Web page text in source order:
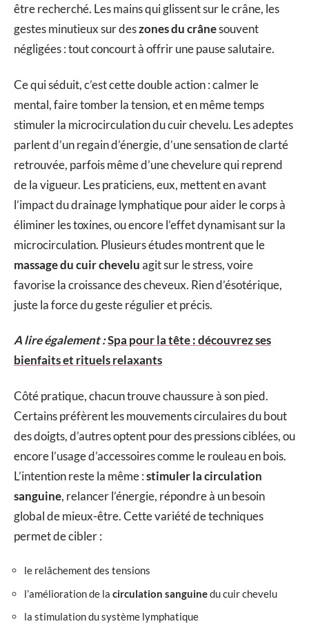
être recherché. Les mains qui glissent sur le crâne, les
gestes minutieux sur deszones du crânesouvent
négligées : tout concourt à offrir une pause salutaire.
Ce qui séduit, c’est cette double action : calmer le
mental, faire tomber la tension, et en même temps
stimuler la microcirculation du cuir chevelu. Les adeptes
parlent d’un regain d’énergie, d’une sensation de clarté
retrouvée, parfois même d’une chevelure qui reprend
de la vigueur. Les praticiens, eux, mettent en avant
l’impact du drainage lymphatique pour aider le corps à
éliminer les toxines, ou encore l’effet dynamisant sur la
microcirculation. Plusieurs études montrent que le
massage du cuir cheveluagit sur le stress, voire
favorise la croissance des cheveux. Rien d’ésotérique,
juste la force du geste régulier et précis.
A lire également :Spa pour la tête : découvrez ses
bienfaits et rituels relaxants
Côté pratique, chacun trouve chaussure à son pied.
Certains préfèrent les mouvements circulaires du bout
des doigts, d’autres optent pour des pressions ciblées, ou
encore l’usage d’accessoires comme le rouleau en bois.
L’intention reste la même :stimuler la circulation
sanguine, relancer l’énergie, répondre à un besoin
global de mieux-être. Cette variété de techniques
permet de cibler :
le relâchement des tensions
l’amélioration de la circulation sanguinedu cuir chevelu
la stimulation du système lymphatique